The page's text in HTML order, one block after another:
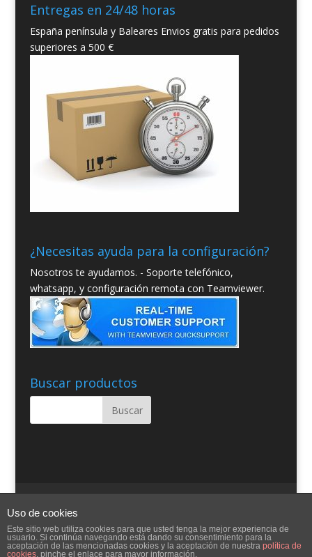
Entregas en 24/48 horas
España península y Baleares Envios gratis para pedidos
superiores a 500 €
¿Necesitas ayuda para la configuración?
Nosotros te ayudamos. - Soporte telefónico,
whatsapp, y configuración remota con Teamviewer.
Buscar productos
Contacto
Uso de cookies
Este sitio web utiliza cookies para que usted tenga la mejor experiencia de
usuario. Si continúa navegando está dando su consentimiento para la
aceptación de las mencionadas cookies y la aceptación de nuestra política de
cookies, pinche el enlace para mayor información.